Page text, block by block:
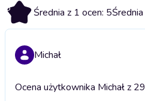
5 Średnia z 1 ocen: 5
Michał
Ocena użytkownika Michał z